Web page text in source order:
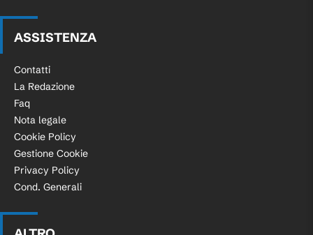
ASSISTENZA
Contatti
La Redazione
Faq
Nota legale
Cookie Policy
Gestione Cookie
Privacy Policy
Cond. Generali